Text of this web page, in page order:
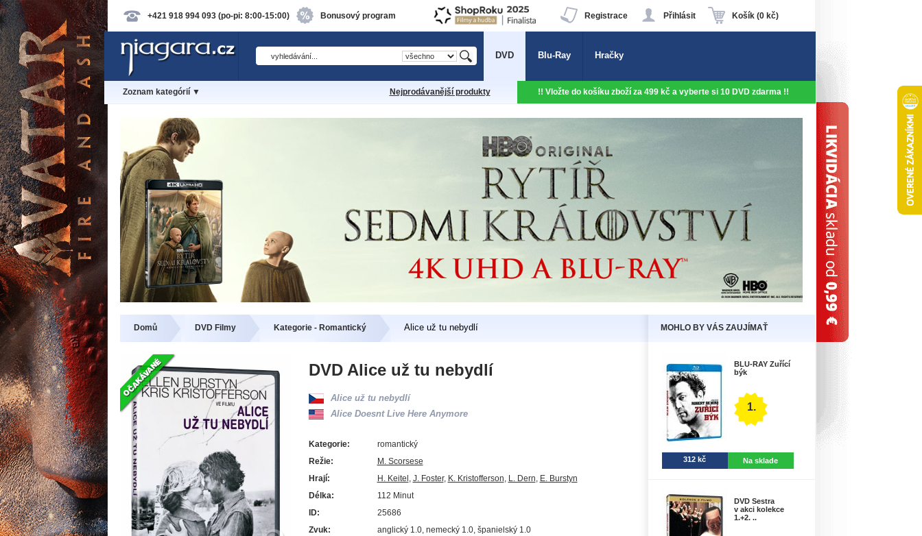
+421 918 994 093 (po-pi: 8:00-15:00) Bonusový program Košík (0 kč)
Přihlásit
Registrace
DVD Blu-Ray Hračky
Zoznam kategórií ▼ Nejprodávanější produkty !! Vložte do košíku zboží za 499 kč a vyberte si 10 DVD zdarma !!
Domů DVD Filmy Kategorie - Romantický Alice už tu nebydlí MOHLO BY VÁS ZAUJÍMAŤ
DVD Alice už tu nebydlí
Alice už tu nebydlí
Alice Doesnt Live Here Anymore
Kategorie:
romantický
Režie:
M. Scorsese
Hrají:
H. Keitel, J. Foster, K. Kristofferson, L. Dern, E. Burstyn
Délka:
112 Minut
ID:
25686
Zvuk:
anglický 1.0, nemecký 1.0, španielský 1.0
BLU-RAY Zuřící
býk
1.
312 kč Na sklade
DVD Sestra
v akci kolekce
1.+2. ..